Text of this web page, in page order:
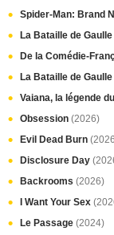
Spider-Man: Brand
La Bataille de
De la Comédie-
La Bataille de
Vaiana, la légende
Obsession (2026)
Evil Dead Burn
Disclosure Day
Backrooms (2026)
I Want Your Sex
Le Passage (2024)